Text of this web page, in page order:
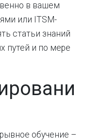
в вашем
или ITSM-
статьи знаний
путей и по мере
обучение –